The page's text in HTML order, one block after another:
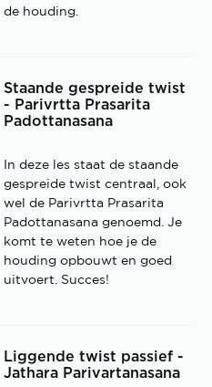
de houding.
Staande gespreide twist
- Parivrtta Prasarita
Padottanasana
In deze les staat de staande
gespreide twist centraal, ook
wel de Parivrtta Prasarita
Padottanasana genoemd. Je
komt te weten hoe je de
houding opbouwt en goed
uitvoert. Succes!
Liggende twist passief -
Jathara Parivartanasana